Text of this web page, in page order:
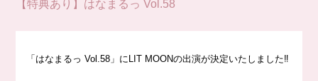
【特典あり】はなまるっ Vol.58
「はなまるっ Vol.58」にLIT MOONの出演が決定いたしました‼️